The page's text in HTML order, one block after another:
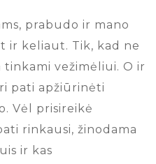
prabudo ir mano
ir keliaut. Tik, kad ne
vežimėliui. O ir
pati apžiūrinėti
Vėl prisireikė
rinkausi, žinodama
ir kas